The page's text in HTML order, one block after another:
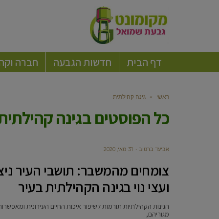
דף הבית חדשות הגבעה חברה
ראשי » גינה קהילתית
כל הפוסטים בגינה
אביעד ברטוב 31 מאי, 2020
צומחים מהמשבר: תושבי העיר
ועצי נוי בגינה הקהילתית בעיר
הגינות הקהילתיות תורמות לשיפור איכות החיים העירונית
מגוריהם,